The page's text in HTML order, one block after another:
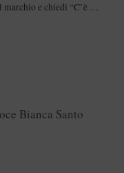
e chiedi “C’è …
Bianca Santo